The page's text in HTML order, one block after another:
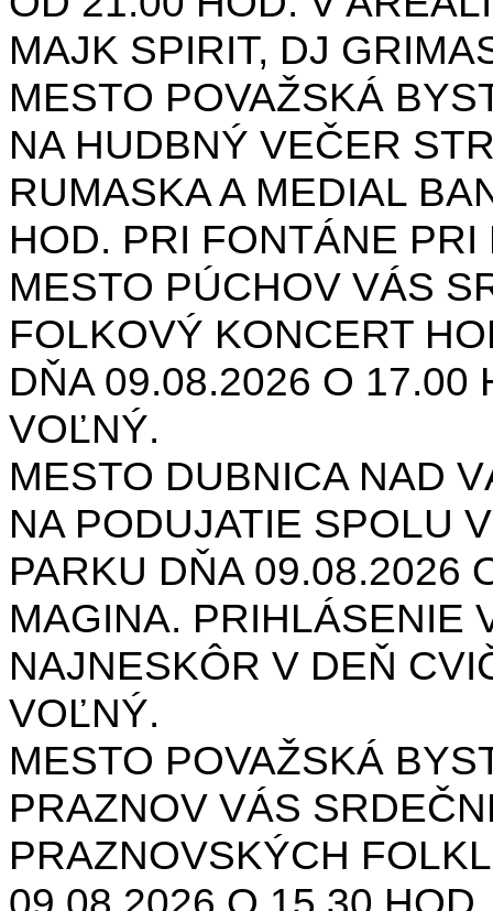
MAJK SPIRIT, DJ
MESTO POVAŽSKÁ
NA HUDBNÝ VEČER
RUMASKA A MEDIAL
HOD. PRI FONTÁNE PRI
MESTO PÚCHOV VÁS
FOLKOVÝ KONCERT
DŇA 09.08.2026 O 17.00
VOĽNÝ.
MESTO DUBNICA NAD
NA PODUJATIE SPOLU
PARKU DŇA 09.08.2026
MAGINA. PRIHLÁSENIE
NAJNESKÔR V DEŇ
VOĽNÝ.
MESTO POVAŽSKÁ
PRAZNOV VÁS
PRAZNOVSKÝCH